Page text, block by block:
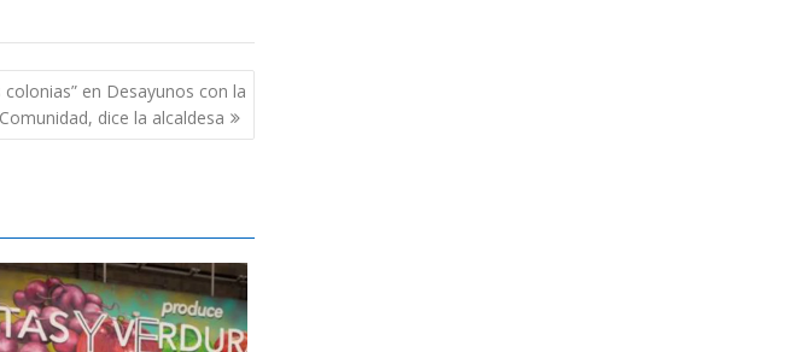
en Desayunos con la
Comunidad, dice la alcaldesa